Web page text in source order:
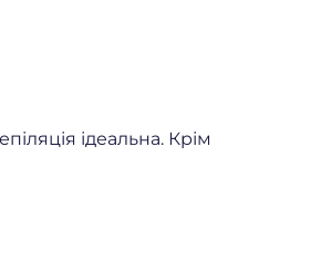
ідеальна. Крім